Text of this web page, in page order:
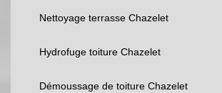
Nettoyage terrasse Chazelet
Hydrofuge toiture Chazelet
Démoussage de toiture Chazelet